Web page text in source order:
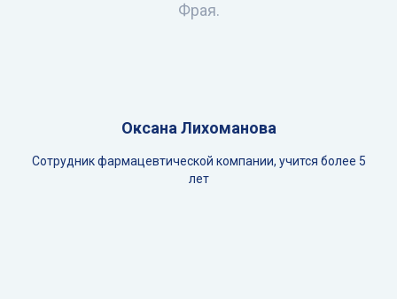
Фрая.
Оксана Лихоманова
Сотрудник фармацевтической компании, учится более 5
лет